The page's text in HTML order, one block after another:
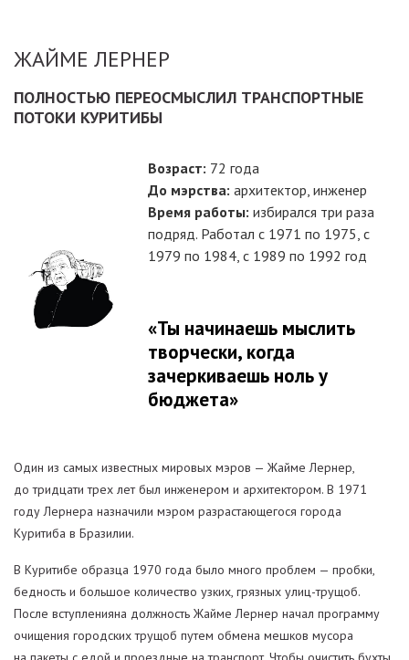
ЖАЙМЕ ЛЕРНЕР
ПОЛНОСТЬЮ ПЕРЕОСМЫСЛИЛ ТРАНСПОРТНЫЕ
ПОТОКИ КУРИТИБЫ
Возраст: 72 года
До мэрства: архитектор, инженер
Время работы: избирался три раза
подряд. Работал с 1971 по 1975, с
1979 по 1984, с 1989 по 1992 год
«Ты начинаешь мыслить
творчески, когда
зачеркиваешь ноль у
бюджета»
Один из самых известных мировых мэров — Жайме Лернер,
до тридцати трех лет был инженером и архитектором. В 1971
году Лернера назначили мэром разрастающегося города
Куритиба в Бразилии.
В Куритибе образца 1970 года было много проблем — пробки,
бедность и большое количество узких, грязных улиц-трущоб.
После вступленияна должность Жайме Лернер начал программу
очищения городских трущоб путем обмена мешков мусора